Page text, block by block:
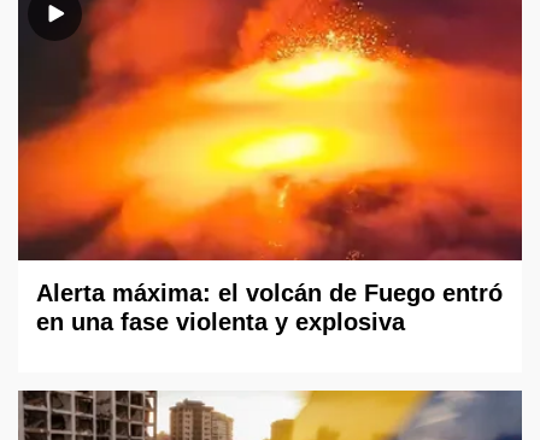
Alerta máxima: el volcán de Fuego entró
en una fase violenta y explosiva